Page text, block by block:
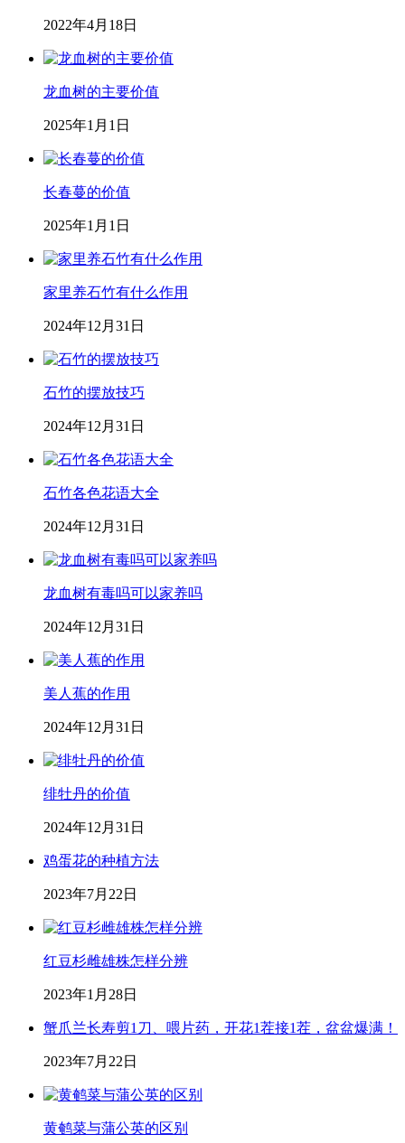
2022年4月18日
龙血树的主要价值
2025年1月1日
长春蔓的价值
2025年1月1日
家里养石竹有什么作用
2024年12月31日
石竹的摆放技巧
2024年12月31日
石竹各色花语大全
2024年12月31日
龙血树有毒吗可以家养吗
2024年12月31日
美人蕉的作用
2024年12月31日
绯牡丹的价值
2024年12月31日
鸡蛋花的种植方法
2023年7月22日
红豆杉雌雄株怎样分辨
2023年1月28日
蟹爪兰长寿剪1刀、喂片药，开花1茬接1茬，盆盆爆满！
2023年7月22日
黄鹌菜与蒲公英的区别